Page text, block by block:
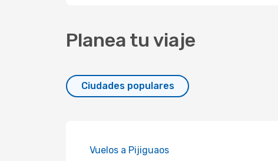
Planea tu viaje
Ciudades populares
Vuelos a Pijiguaos